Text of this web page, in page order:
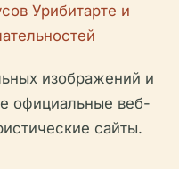
Урибитарте и
изображений и
официальные веб-
сайты.